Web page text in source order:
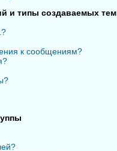
и типы создаваемых тем
к сообщениям?